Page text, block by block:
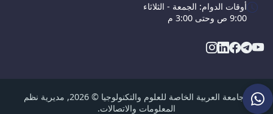
أوقات الدوام: الجمعة - الثلاثاء
9:00 ص وحتى 3:00 م
الجامعة العربية الخاصة للعلوم والتكنولوجيا © 2026, مديرية نظم
المعلومات والاتصالات.